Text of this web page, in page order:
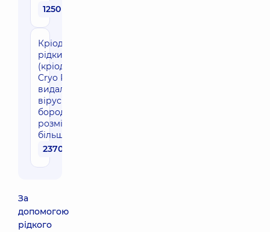
1250 грн
Кріодеструкція
рідким азотом
(кріодеструктор
Cryo Pro)*
видалення
вірусної
бородавки
розміром
більше 8 мм
2370 грн
За
допомогою
рідкого